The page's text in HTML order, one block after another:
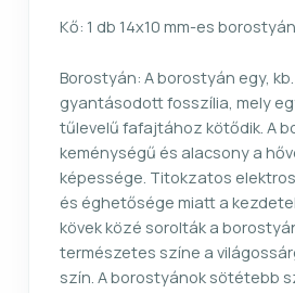
Kő: 1 db 14x10 mm-es borostyán
Borostyán: A borostyán egy,
gyantásodott fosszília, mely
tűlevelű fafajtához kötődik. A
keménységű és alacsony a
képessége. Titokzatos
és éghetősége miatt a
kövek közé sorolták a
természetes színe a
szín. A borostyánok sötétebb